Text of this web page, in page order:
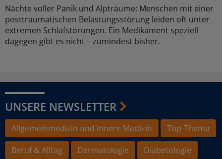
Nächte voller Panik und Alpträume: Menschen mit einer
posttraumatischen Belastungsstörung leiden oft unter
extremen Schlafstörungen. Ein Medikament speziell
dagegen gibt es nicht – zumindest bisher.
UNSERE NEWSLETTER
Allgemeinmedizin und Innere Medizin
Top-Thema
Beruf & Alltag
Dermatologie
Diabetologie